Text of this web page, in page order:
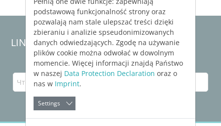
LINEAR Solutions 23 для Revit
podstawową funkcjonalność strony oraz
pozwalają nam stale ulepszać treści dzięki
zbieraniu i analizie spseudonimizowanych
danych odwiedzających. Zgodę na używanie
plików cookie można odwołać w dowolnym
momencie. Więcej informacji znajdą Państwo
w naszej Data Protection Declaration oraz o
nas w Imprint.
Settings